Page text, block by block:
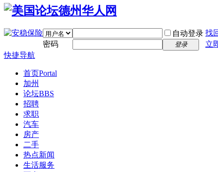
自动登录 找
密码
登录
立
快捷导航
首页Portal
加州
论坛BBS
招聘
求职
汽车
房产
二手
热点新闻
生活服务